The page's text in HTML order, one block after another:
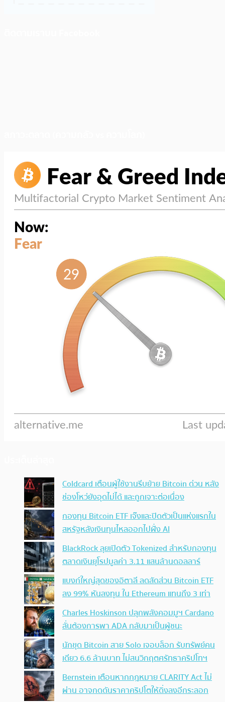
Coldcard เตือนผู้ใช้งานรีบย้าย Bitcoin ด่วน หลัง
ช่องโหว่ยังอุดไม่ได้ และถูกเจาะต่อเนื่อง
กองทุน Bitcoin ETF เจ๊งและปิดตัวเป็นแห่งแรกใน
สหรัฐหลังเงินทุนไหลออกไปฝั่ง AI
BlackRock ลุยเปิดตัว Tokenized สำหรับกองทุน
ตลาดเงินยุโรปมูลค่า 3.11 แสนล้านดอลลาร์
แบงก์ใหญ่สุดของอิตาลี ลดสัดส่วน Bitcoin ETF
ลง 99% หันลงทุน ใน Ethereum แทนถึง 3 เท่า
Charles Hoskinson ปลุกพลังคอมมูฯ Cardano
ลั่นต้องการพา ADA กลับมาเป็นผู้ชนะ
นักขุด Bitcoin สาย Solo เจอบล็อก รับทรัพย์คน
เดียว 6.6 ล้านบาท ไม่สนวิกฤตศรัทธาคริปโทฯ
Bernstein เตือนหากกฎหมาย CLARITY Act ไม่
ผ่าน อาจกดดันราคาคริปโตให้ดิ่งลงอีกระลอก